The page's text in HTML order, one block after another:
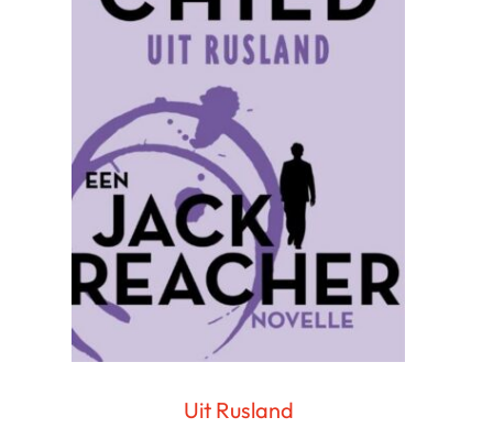
Uit Rusland